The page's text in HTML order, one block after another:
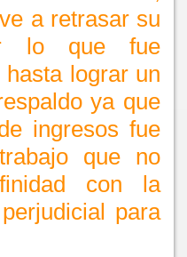
a retrasar su
lo que fue
lograr un
ya que
ingresos fue
que no
con la
para